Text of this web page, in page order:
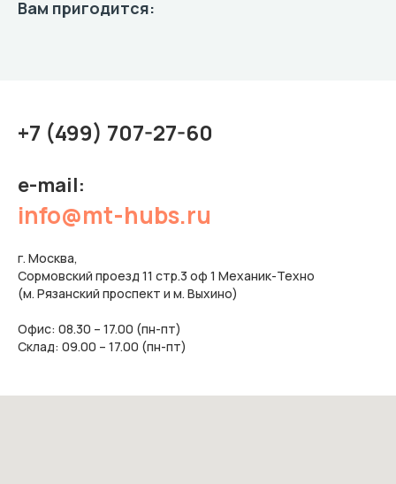
Вам пригодится:
+7 (499) 707-27-60
e-mail:
info@mt-hubs.ru
г. Москва,
Сормовский проезд 11 стр.3 оф 1 Механик-Техно
(м. Рязанский проспект и м. Выхино)
Офис: 08.30 – 17.00 (пн-пт)
Склад: 09.00 – 17.00 (пн-пт)